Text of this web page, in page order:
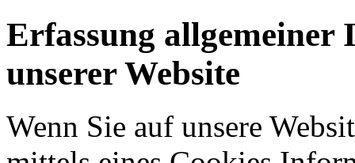
Erfassung allgemeiner
unserer Website
Wenn Sie auf unsere